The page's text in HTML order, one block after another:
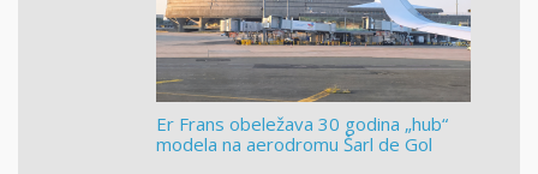
Er Frans obeležava 30 godina „hub“
modela na aerodromu Šarl de Gol